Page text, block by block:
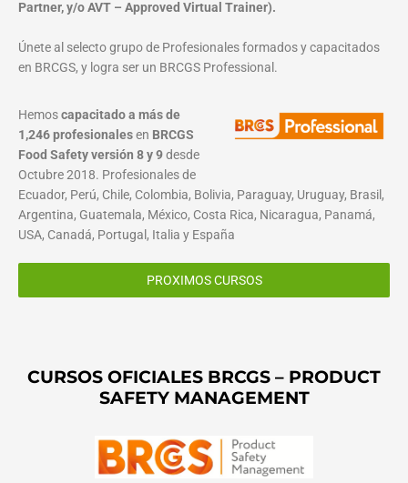
Partner, y/o AVT – Approved Virtual Trainer).
Únete al selecto grupo de Profesionales formados y capacitados
en BRCGS, y logra ser un BRCGS Professional.
Hemoscapacitado a más de
1,246 profesionalesen BRCGS
Food Safety versión 8 y 9desde
Octubre 2018. Profesionales de
Ecuador, Perú, Chile, Colombia, Bolivia, Paraguay, Uruguay, Brasil,
Argentina, Guatemala, México, Costa Rica, Nicaragua, Panamá,
USA, Canadá, Portugal, Italia y España
PROXIMOS CURSOS
CURSOS OFICIALES BRCGS – PRODUCT
SAFETY MANAGEMENT